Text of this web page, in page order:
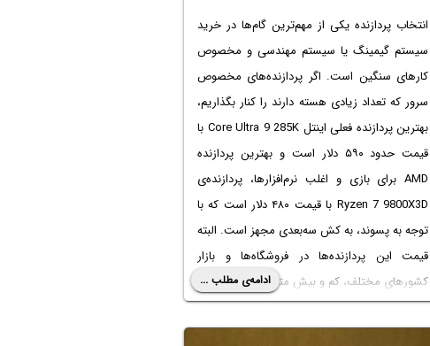
انتخاب پردازنده یکی از مهم‌ترین گام‌ها در خرید
سیستم گیمینگ یا سیستم مهندسی و مخصوص
کارهای سنگین است. اگر پردازنده‌های مخصوص
سرور که تعداد زیادی هسته دارند را کنار بگذاریم،
بهترین پردازنده فعلی اینتل Core Ultra 9 285K با
قیمت حدود ۵۹۰ دلار است و بهترین پردازنده
AMD برای بازی و اغلب نرم‌افزارها، پردازنده‌ی
Ryzen 7 9800X3D با قیمت ۴۸۰ دلار است که با
توجه به پسوند، به کش سه‌بعدی مجهز است. البته
قیمت این پردازنده‌ها در فروشگاه‌ها و بازار
کشورهای مختلف، کم و بیش متفاوت است.
در این مقاله نگاهی به تست و بنچمارک دو CPU
قدرتمند اینتل و ای ام دی خواهیم داشت و میزان
ادامه‌ی مطلب ...